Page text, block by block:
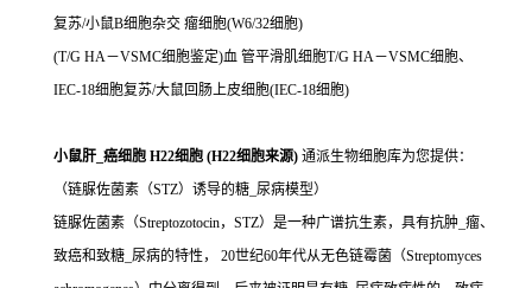
复苏/小鼠B细胞杂交 瘤细胞(W6/32细胞)
(T/G HA－VSMC细胞鉴定)血 管平滑肌细胞T/G HA－VSMC细胞、
IEC-18细胞复苏/大鼠回肠上皮细胞(IEC-18细胞)
小鼠肝_癌细胞 H22细胞 (H22细胞来源) 通派生物细胞库为您提供：
（链脲佐菌素（STZ）诱导的糖_尿病模型）
链脲佐菌素（Streptozotocin，STZ）是一种广谱抗生素，具有抗肿_瘤、
致癌和致糖_尿病的特性， 20世纪60年代从无色链霉菌（Streptomyces